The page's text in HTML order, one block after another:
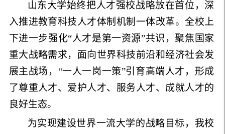
山东大学始终把人才强校战略放在首位，深
入推进教育科技人才体制机制一体改革。全校上
下进一步强化“人才是第一资源”共识，聚焦国家
重大战略需求，面向世界科技前沿和经济社会发
展主战场， “一人一岗一策”引育高端人才，形成
了尊重人才、爱护人才、服务人才、成就人才的
良好生态。
为实现建设世界一流大学的战略目标，我校